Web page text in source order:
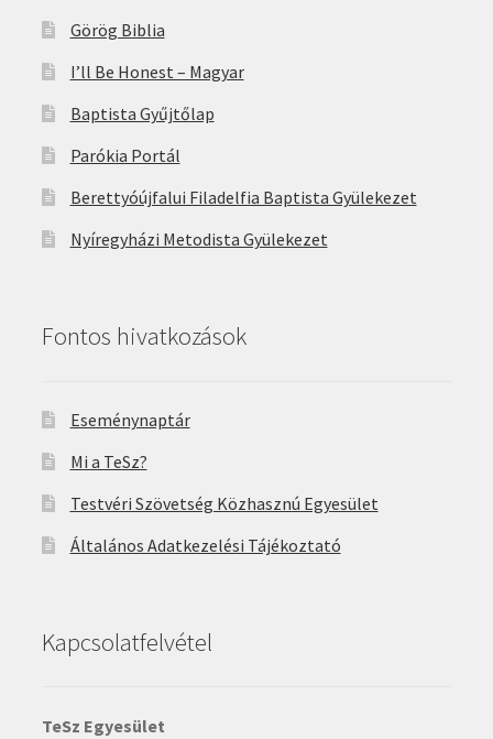
Görög Biblia
I’ll Be Honest – Magyar
Baptista Gyűjtőlap
Parókia Portál
Berettyóújfalui Filadelfia Baptista Gyülekezet
Nyíregyházi Metodista Gyülekezet
Fontos hivatkozások
Eseménynaptár
Mi a TeSz?
Testvéri Szövetség Közhasznú Egyesület
Általános Adatkezelési Tájékoztató
Kapcsolatfelvétel
TeSz Egyesület